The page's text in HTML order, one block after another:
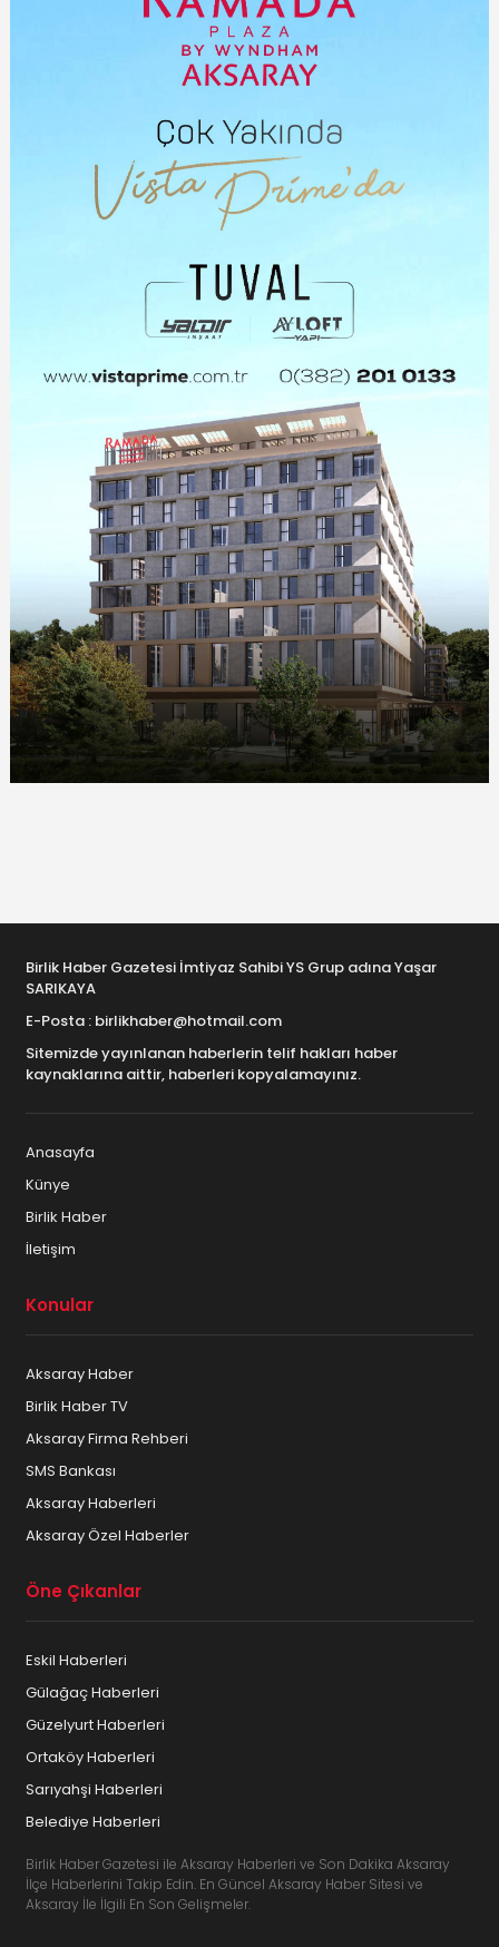
Birlik Haber Gazetesi İmtiyaz Sahibi YS Grup adına Yaşar
SARIKAYA
E-Posta : birlikhaber@hotmail.com
Sitemizde yayınlanan haberlerin telif hakları haber
kaynaklarına aittir, haberleri kopyalamayınız.
Anasayfa
Künye
Birlik Haber
İletişim
Konular
Aksaray Haber
Birlik Haber TV
Aksaray Firma Rehberi
SMS Bankası
Aksaray Haberleri
Aksaray Özel Haberler
Öne Çıkanlar
Eskil Haberleri
Gülağaç Haberleri
Güzelyurt Haberleri
Ortaköy Haberleri
Sarıyahşi Haberleri
Belediye Haberleri
Birlik Haber Gazetesi ile Aksaray Haberleri ve Son Dakika Aksaray
İlçe Haberlerini Takip Edin. En Güncel Aksaray Haber Sitesi ve
Aksaray İle İlgili En Son Gelişmeler.